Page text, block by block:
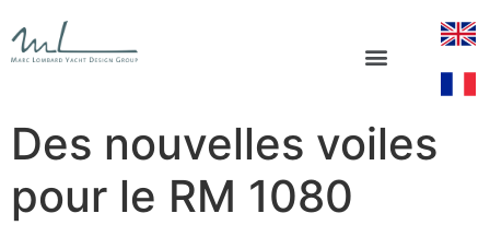
Des nouvelles voiles
pour le RM 1080